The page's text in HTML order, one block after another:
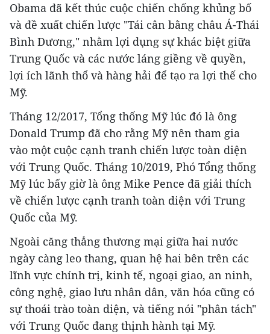
Obama đã kết thúc cuộc chiến chống khủng bố
và đề xuất chiến lược "Tái cân bằng châu Á-Thái
Bình Dương," nhằm lợi dụng sự khác biệt giữa
Trung Quốc và các nước láng giềng về quyền,
lợi ích lãnh thổ và hàng hải để tạo ra lợi thế cho
Mỹ.
Tháng 12/2017, Tổng thống Mỹ lúc đó là ông
Donald Trump đã cho rằng Mỹ nên tham gia
vào một cuộc cạnh tranh chiến lược toàn diện
với Trung Quốc. Tháng 10/2019, Phó Tổng thống
Mỹ lúc bấy giờ là ông Mike Pence đã giải thích
về chiến lược cạnh tranh toàn diện với Trung
Quốc của Mỹ.
Ngoài căng thẳng thương mại giữa hai nước
ngày càng leo thang, quan hệ hai bên trên các
lĩnh vực chính trị, kinh tế, ngoại giao, an ninh,
công nghệ, giao lưu nhân dân, văn hóa cũng có
sự thoái trào toàn diện, và tiếng nói "phân tách"
với Trung Quốc đang thịnh hành tại Mỹ.